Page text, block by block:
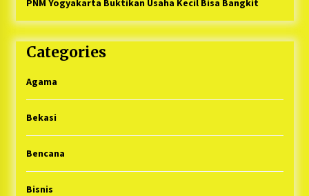
Categories
Agama
Bekasi
Bencana
Bisnis